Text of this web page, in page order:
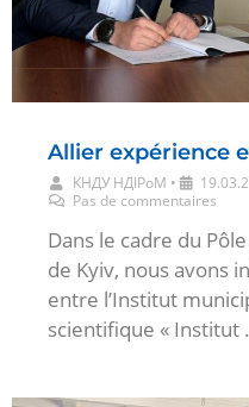
Allier expérience
КНДУ НДІРоМ •
Pas de commentaires
Dans le cadre du
de Kyiv, nous avons
entre l’Institut
scientifique « Institut